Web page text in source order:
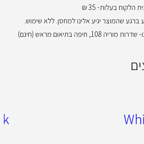
בעלות- 35 ₪
שהמוצר יגיע אלינו למחסן. ללא שימוש.
בתיאום מראש (חינם)